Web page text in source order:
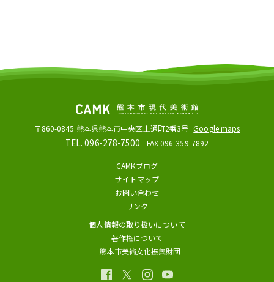
〒860-0845 熊本県熊本市中央区上通町2番3号 Google maps
TEL. 096-278-7500 FAX 096-359-7892
CAMKブログ
サイトマップ
お問い合わせ
リンク
個人情報の取り扱いについて
著作権について
熊本市美術文化振興財団